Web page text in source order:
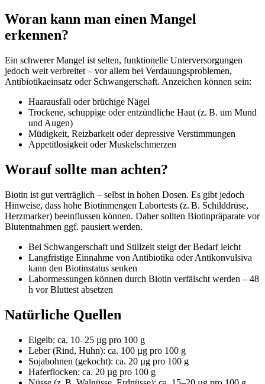
Woran kann man einen Mangel
erkennen?
Ein schwerer Mangel ist selten, funktionelle Unterversorgungen
jedoch weit verbreitet – vor allem bei Verdauungsproblemen,
Antibiotikaeinsatz oder Schwangerschaft. Anzeichen können sein:
Haarausfall oder brüchige Nägel
Trockene, schuppige oder entzündliche Haut (z. B. um Mund
und Augen)
Müdigkeit, Reizbarkeit oder depressive Verstimmungen
Appetitlosigkeit oder Muskelschmerzen
Worauf sollte man achten?
Biotin ist gut verträglich – selbst in hohen Dosen. Es gibt jedoch
Hinweise, dass hohe Biotinmengen Labortests (z. B. Schilddrüse,
Herzmarker) beeinflussen können. Daher sollten Biotinpräparate vor
Blutentnahmen ggf. pausiert werden.
Bei Schwangerschaft und Stillzeit steigt der Bedarf leicht
Langfristige Einnahme von Antibiotika oder Antikonvulsiva
kann den Biotinstatus senken
Labormessungen können durch Biotin verfälscht werden – 48
h vor Bluttest absetzen
Natürliche Quellen
Eigelb: ca. 10–25 µg pro 100 g
Leber (Rind, Huhn): ca. 100 µg pro 100 g
Sojabohnen (gekocht): ca. 20 µg pro 100 g
Haferflocken: ca. 20 µg pro 100 g